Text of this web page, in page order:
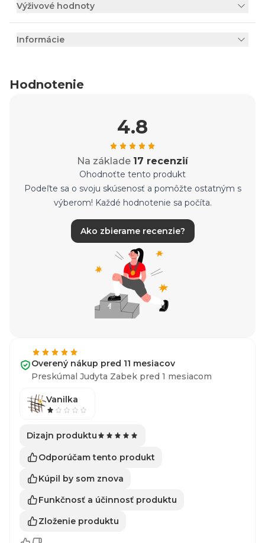
Výživové hodnoty
Informácie
Hodnotenie
4.8
Na základe 17 recenzií
Ohodnoťte tento produkt
Podeľte sa o svoju skúsenosť a pomôžte ostatným s
výberom! Každé hodnotenie sa počíta.
Ako zbierame recenzie?
Overený nákup pred 11 mesiacov
Preskúmal Judyta Zabek pred 1 mesiacom
Vanilka
Dizajn produktu
Odporúčam tento produkt
Kúpil by som znova
Funkčnosť a účinnosť produktu
Zloženie produktu